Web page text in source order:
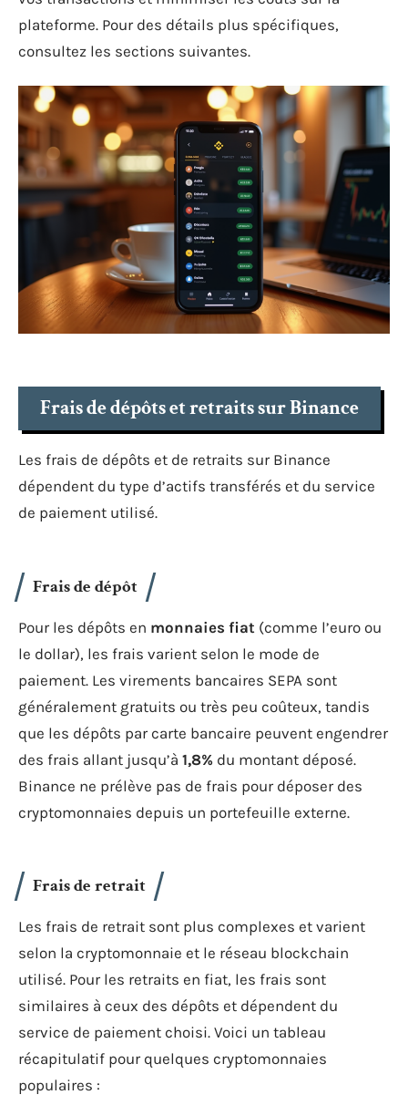
plateforme. Pour des détails plus spécifiques,
consultez les sections suivantes.
Frais de dépôts et retraits sur Binance
Les frais de dépôts et de retraits sur Binance
dépendent du type d’actifs transférés et du service
de paiement utilisé.
Frais de dépôt
Pour les dépôts en monnaies fiat (comme l’euro ou
le dollar), les frais varient selon le mode de
paiement. Les virements bancaires SEPA sont
généralement gratuits ou très peu coûteux, tandis
que les dépôts par carte bancaire peuvent engendrer
des frais allant jusqu’à 1,8% du montant déposé.
Binance ne prélève pas de frais pour déposer des
cryptomonnaies depuis un portefeuille externe.
Frais de retrait
Les frais de retrait sont plus complexes et varient
selon la cryptomonnaie et le réseau blockchain
utilisé. Pour les retraits en fiat, les frais sont
similaires à ceux des dépôts et dépendent du
service de paiement choisi. Voici un tableau
récapitulatif pour quelques cryptomonnaies
populaires :